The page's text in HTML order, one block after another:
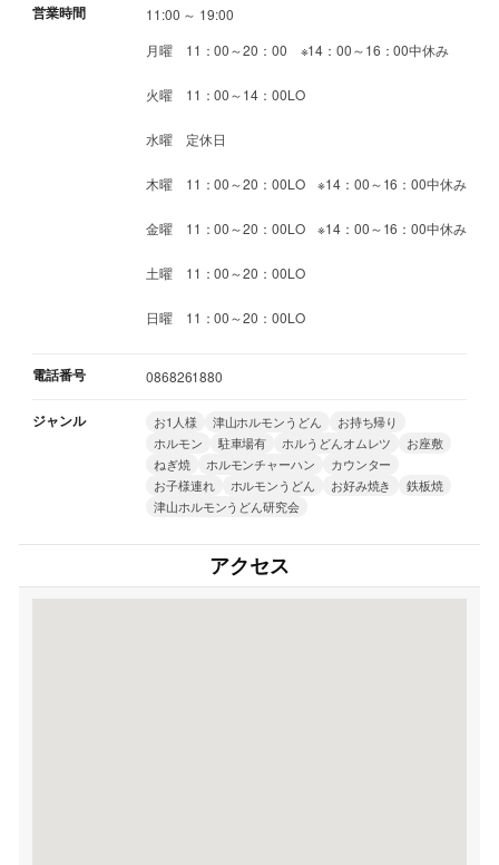
営業時間
11:00 ～ 19:00
月曜 11：00～20：00 ※14：00～16：00中休み
火曜 11：00～14：00LO
水曜 定休日
木曜 11：00～20：00LO ※14：00～16：00中休み
金曜 11：00～20：00LO ※14：00～16：00中休み
土曜 11：00～20：00LO
日曜 11：00～20：00LO
電話番号 0868261880
ジャンル お1人様 津山ホルモンうどん
お持ち帰り
ホルモン
駐車場有 ホルうどんオムレツ
お座敷
ねぎ焼
ホルモンチャーハン
カウンター
お子様連れ
ホルモンうどん お好み焼き
鉄板焼
津山ホルモンうどん研究会
アクセス